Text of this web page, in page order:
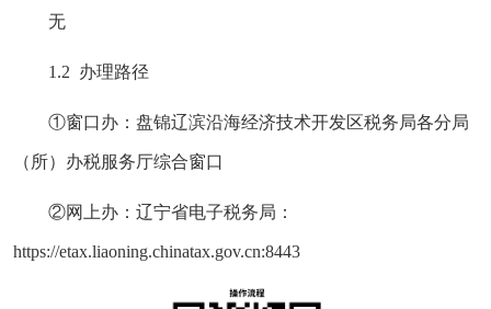
无
1.2 办理路径
①窗口办：盘锦辽滨沿海经济技术开发区税务局各分局
（所）办税服务厅综合窗口
②网上办：辽宁省电子税务局：
https://etax.liaoning.chinatax.gov.cn:8443